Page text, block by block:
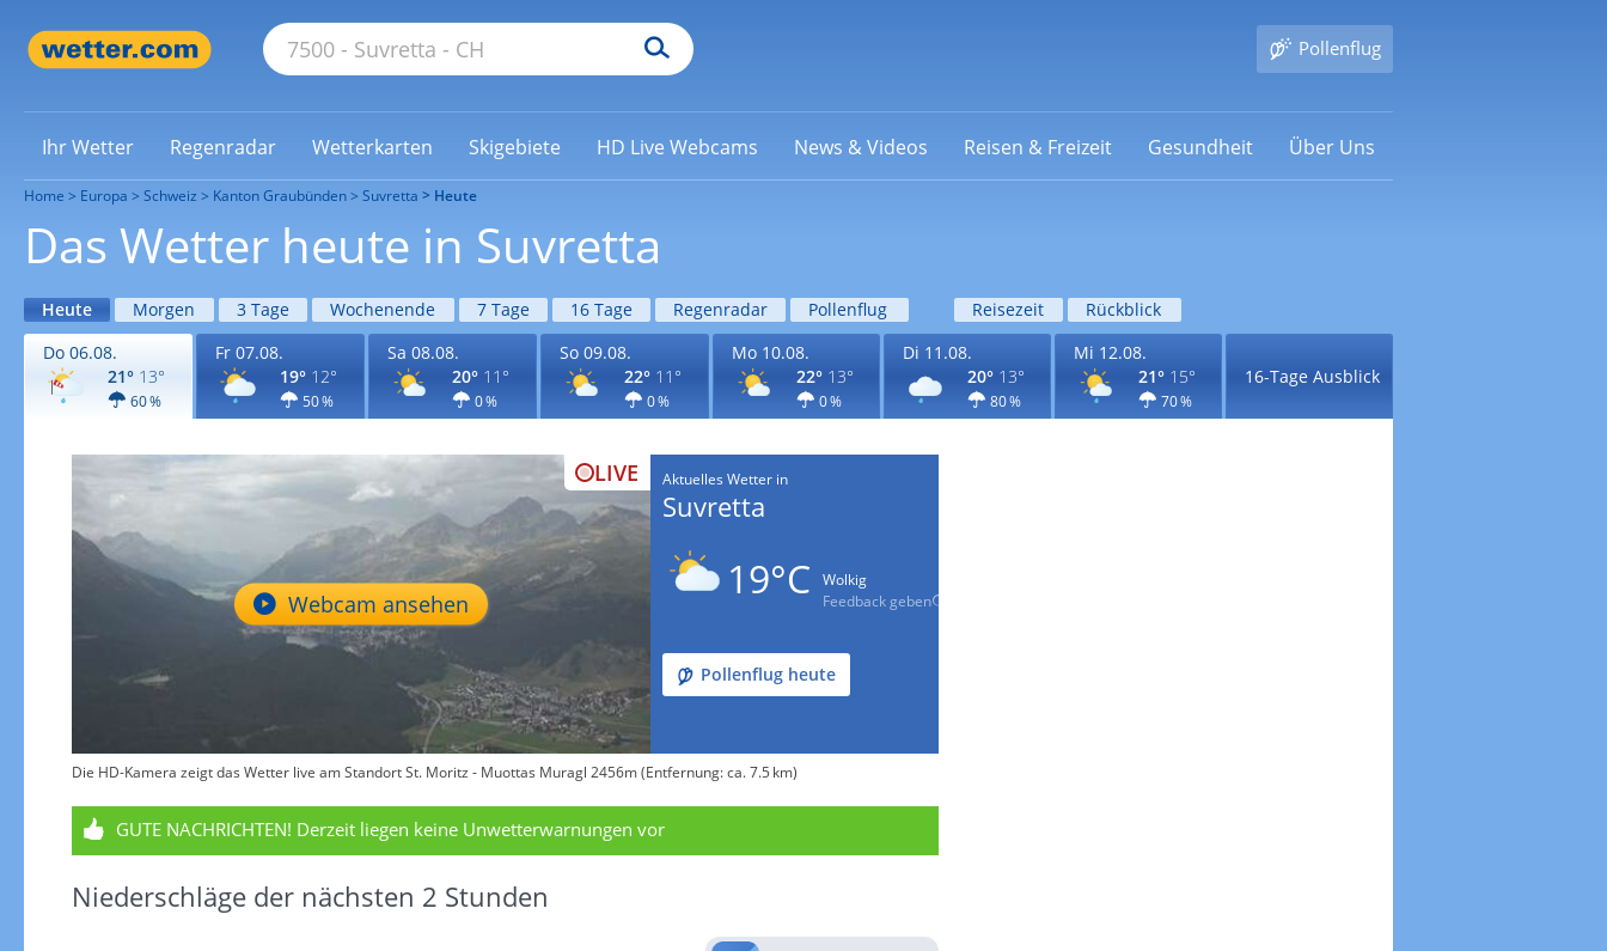
Pollenflug
Ihr Wetter Regenradar Wetterkarten Skigebiete HD Live Webcams News & Videos Reisen & Freizeit Gesundheit Über Uns
Home Europa Schweiz Kanton Graubünden Suvretta Heute
Das Wetter heute in Suvretta
Heute Morgen 3 Tage Wochenende 7 Tage 16 Tage Regenradar Pollenflug Reisezeit
Rückblick
Do 06.08.
21° 13°
60 %
Fr 07.08.
19° 12°
50 %
Sa 08.08.
20° 11°
0 %
So 09.08.
22° 11°
0 %
Mo 10.08.
22° 13°
0 %
Di 11.08.
20° 13°
80 %
Mi 12.08.
21° 15°
70 %
16-Tage Ausblick
LIVE
Webcam ansehen
Aktuelles Wetter in
Suvretta
19°C
Wolkig
Feedback geben
Pollenflug heute
Die HD-Kamera zeigt das Wetter live am Standort St. Moritz - Muottas Muragl 2456m (Entfernung: ca. 7.5 km)
GUTE NACHRICHTEN! Derzeit liegen keine Unwetterwarnungen vor
Niederschläge der nächsten 2 Stunden